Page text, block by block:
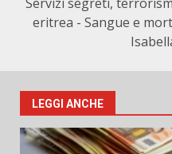
eritrea - Sangue e
LEGGI ANCHE